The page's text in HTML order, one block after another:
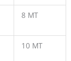
8 MT
10 MT